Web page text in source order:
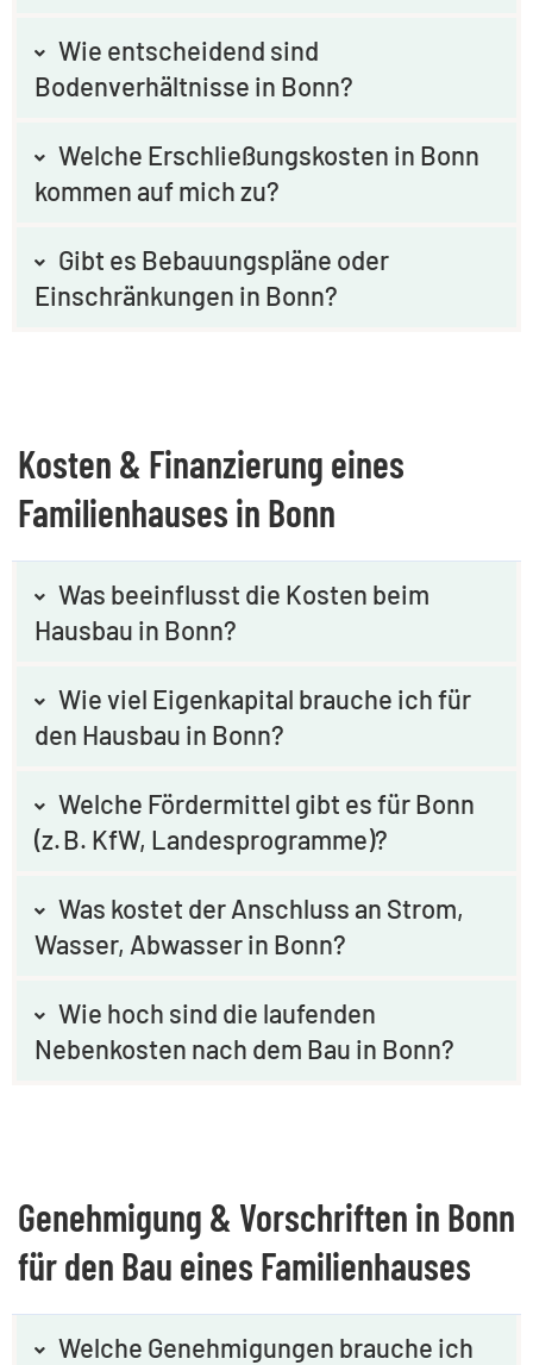
Wie entscheidend sind
Bodenverhältnisse in Bonn?
Welche Erschließungskosten in Bonn
kommen auf mich zu?
Gibt es Bebauungspläne oder
Einschränkungen in Bonn?
Kosten & Finanzierung eines
Familienhauses in Bonn
Was beeinflusst die Kosten beim
Hausbau in Bonn?
Wie viel Eigenkapital brauche ich für
den Hausbau in Bonn?
Welche Fördermittel gibt es für Bonn
(z. B. KfW, Landesprogramme)?
Was kostet der Anschluss an Strom,
Wasser, Abwasser in Bonn?
Wie hoch sind die laufenden
Nebenkosten nach dem Bau in Bonn?
Genehmigung & Vorschriften in Bonn
für den Bau eines Familienhauses
Welche Genehmigungen brauche ich